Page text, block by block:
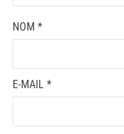
NOM *
E-MAIL *